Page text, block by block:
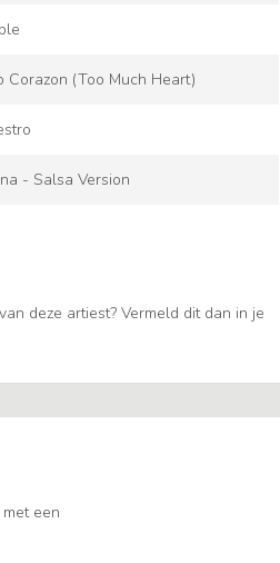
Corazon (Too Much Heart)
- Salsa Version
deze artiest? Vermeld dit dan in je
een